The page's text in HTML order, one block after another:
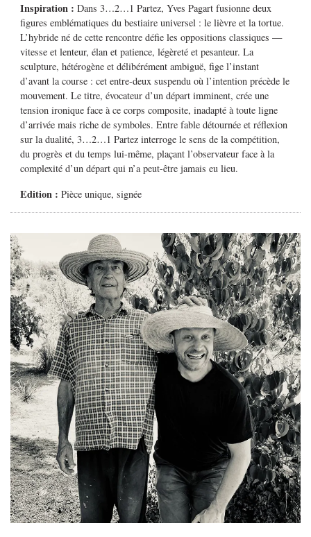
Inspiration :Dans3…2…1 Partez, Yves Pagart fusionne deux
figures emblématiques du bestiaire universel : le lièvre et la tortue.
L’hybride né de cette rencontre défie les oppositions classiques —
vitesse et lenteur, élan et patience, légèreté et pesanteur.La
sculpture, hétérogène et délibérément ambiguë, fige l’instant
d’avant la course : cet entre-deux suspendu où l’intention précède le
mouvement. Le titre, évocateur d’un départ imminent, crée une
tension ironique face à ce corps composite, inadapté à toute ligne
d’arrivée mais riche de symboles.Entre fable détournée et réflexion
sur la dualité,3…2…1 Partez interroge le sens de la compétition,
du progrès et du temps lui-même, plaçant l’observateur face à la
complexité d’un départ qui n’a peut-être jamais eu lieu.
Edition : Pièce unique, signée